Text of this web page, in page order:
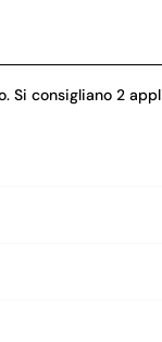
Si consigliano 2